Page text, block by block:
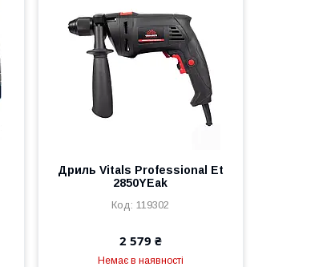
Дриль Vitals Professional Et
2850YEak
119302
2 579 ₴
Немає в наявності